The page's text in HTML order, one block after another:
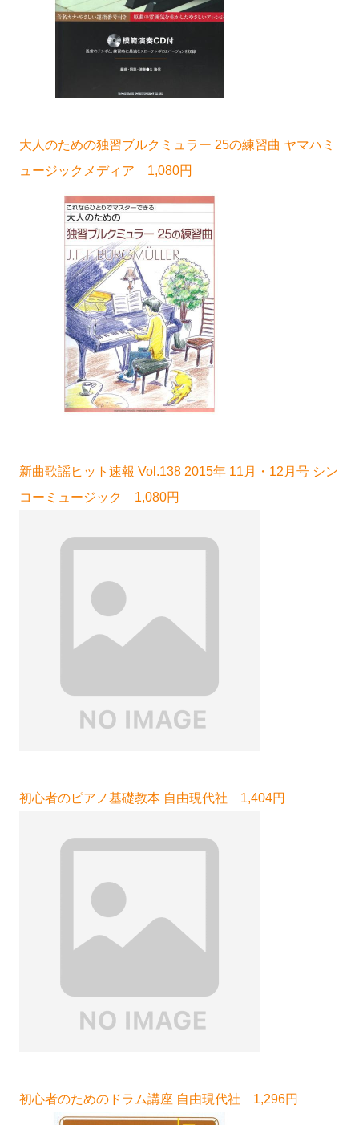
大人のための独習ブルクミュラー 25の練習曲 ヤマハミ
ュージックメディア 1,080円
新曲歌謡ヒット速報 Vol.138 2015年 11月・12月号 シン
コーミュージック 1,080円
初心者のピアノ基礎教本 自由現代社 1,404円
初心者のためのドラム講座 自由現代社 1,296円